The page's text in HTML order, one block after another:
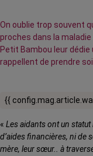
On oublie trop souvent
proches dans la maladie
Petit Bambou leur
rappellent de prendre
{{
« Les aidants ont un statut
d’aides financières, ni de
mère, leur sœur.. à